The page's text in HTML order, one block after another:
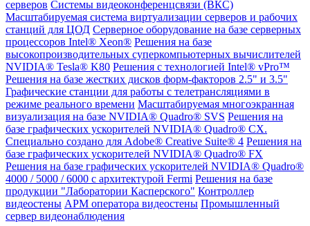
серверов Системы видеоконференцсвязи (ВКС)
Масштабируемая система виртуализации серверов и рабочих
станций для ЦОД Серверное оборудование на базе серверных
процессоров Intel® Xeon® Решения на базе
высокопроизводительных суперкомпьютерных вычислителей
NVIDIA® Tesla® K80 Решения с технологией Intel® vPro™
Решения на базе жестких дисков форм-факторов 2.5" и 3.5"
Графические станции для работы с телетрансляциями в
режиме реального времени Масштабируемая многоэкранная
визуализация на базе NVIDIA® Quadro® SVS Решения на
базе графических ускорителей NVIDIA® Quadro® CX.
Специально создано для Adobe® Creative Suite® 4 Решения на
базе графических ускорителей NVIDIA® Quadro® FX
Решения на базе графических ускорителей NVIDIA® Quadro®
4000 / 5000 / 6000 с архитектурой Fermi Решения на базе
продукции "Лаборатории Касперского" Контроллер
видеостены АРМ оператора видеостены Промышленный
сервер видеонаблюдения